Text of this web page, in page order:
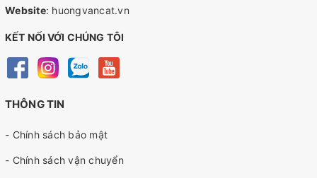
Website: huongvancat.vn
KẾT NỐI VỚI CHÚNG TÔI
THÔNG TIN
- Chính sách bảo mật
- Chính sách vận chuyển